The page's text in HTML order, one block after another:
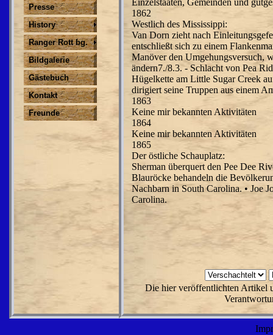
Presse
History
Ranger Rott bg.
Bildgalerie
Gästebuch
Kontakt
Freunde
Einzelstaaten, Gemeinden und
1862
Westlich des Mississippi:
Van Dorn zieht nach
entschließt sich zu einem
Manöver den Umgehungsversuch,
ändern7./8.3. - Schlacht von Pea
Hügelkette am Little Sugar Creek
dirigiert seine Truppen aus einem
1863
Keine mir bekannten Aktivitäten
1864
Keine mir bekannten Aktivitäten
1865
Der östliche Schauplatz:
Sherman überquert den Pee Dee
Blauröcke behandeln die
Nachbarn in South Carolina. • Joe
Carolina.
Die hier veröffentlichten Artikel